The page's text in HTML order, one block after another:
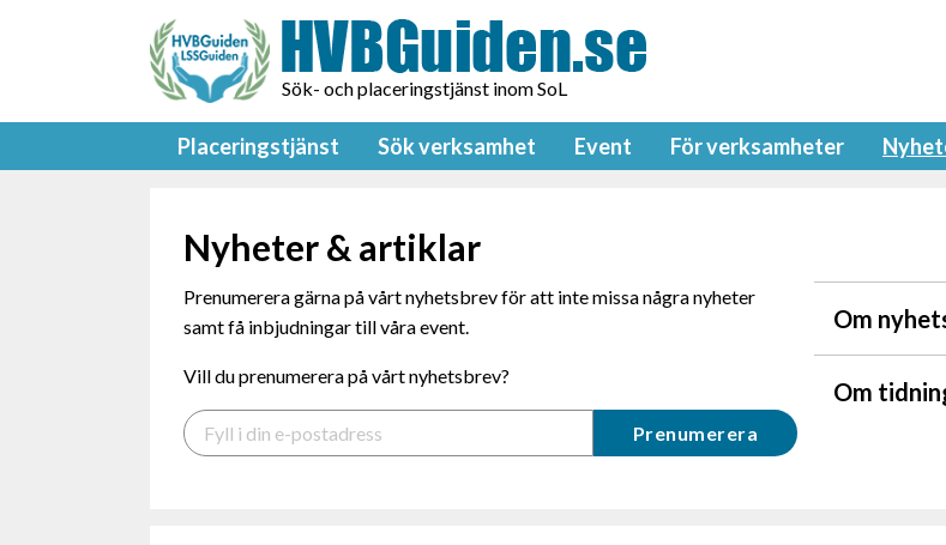
Sök- och placeringstjänst inom SoL
Placeringstjänst Sök verksamhet Event För verksamheter
Nyheter & artiklar
Prenumerera gärna på vårt nyhetsbrev för att inte missa några nyheter
samt få inbjudningar till våra event.
Vill du prenumerera på vårt nyhetsbrev?
Om
Om